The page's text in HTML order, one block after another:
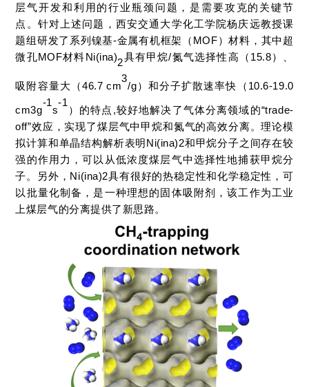
层气开发和利用的行业瓶颈问题，是需要攻克的关键节
点。针对上述问题，西安交通大学化工学院杨庆远教授课
题组研发了系列镍基-金属有机框架（MOF）材料，其中超
微孔MOF材料Ni(ina)2具有甲烷/氮气选择性高（15.8）、
吸附容量大（46.7 cm
3
/g）和分子扩散速率快（10.6-19.0
cm3g
-1
s
-1
）的特点,较好地解决了气体分离领域的“trade-
off”效应，实现了煤层气中甲烷和氮气的高效分离。理论模
拟计算和单晶结构解析表明Ni(ina)2和甲烷分子之间存在较
强的作用力，可以从低浓度煤层气中选择性地捕获甲烷分
子。另外，Ni(ina)2具有很好的热稳定性和化学稳定性，可
以批量化制备，是一种理想的固体吸附剂，该工作为工业
上煤层气的分离提供了新思路。